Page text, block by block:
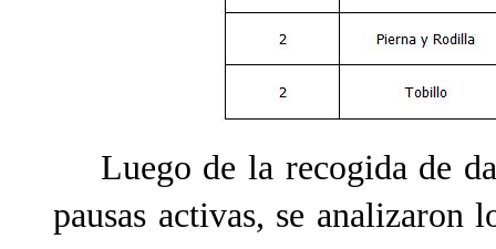
Luego de la recogida de
pausas activas, se analizaron